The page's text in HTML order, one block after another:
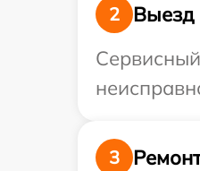
2
Выезд
3